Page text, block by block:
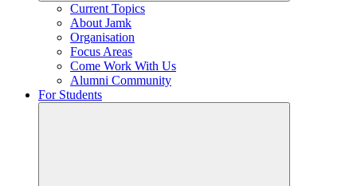
Current Topics
About Jamk
Organisation
Focus Areas
Come Work With Us
Alumni Community
For Students